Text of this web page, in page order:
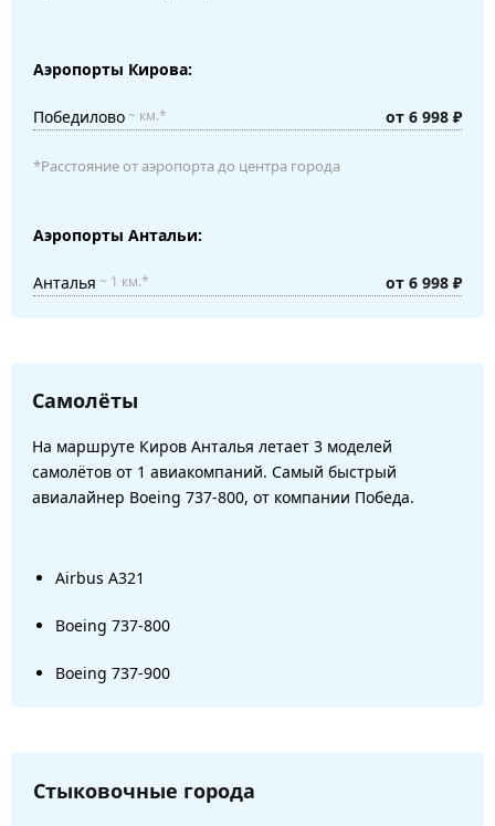
Аэропорты Кирова:
Победилово~ км.* от 6 998 ₽
*Расстояние от аэропорта до центра города
Аэропорты Антальи:
Анталья ~ 1 км.* от 6 998 ₽
Самолёты
На маршруте Киров Анталья летает 3 моделей
самолётов от 1 авиакомпаний. Самый быстрый
авиалайнер Boeing 737-800, от компании Победа.
Airbus A321
Boeing 737-800
Boeing 737-900
Стыковочные города